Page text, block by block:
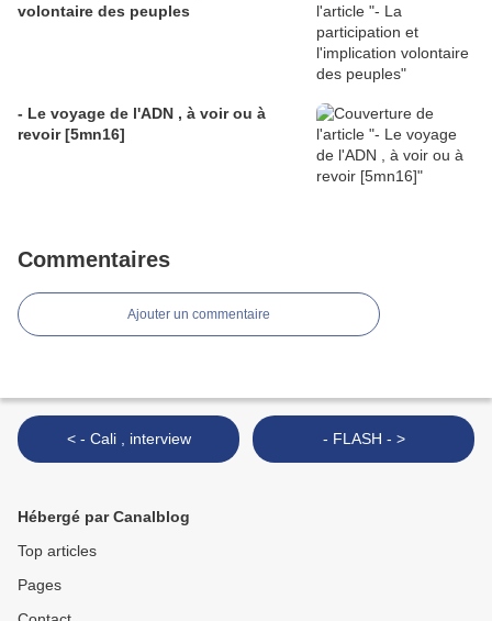
volontaire des peuples
- Le voyage de l'ADN , à voir ou à
revoir [5mn16]
Commentaires
Ajouter un commentaire
< - Cali , interview - FLASH - >
Hébergé par Canalblog
Top articles
Pages